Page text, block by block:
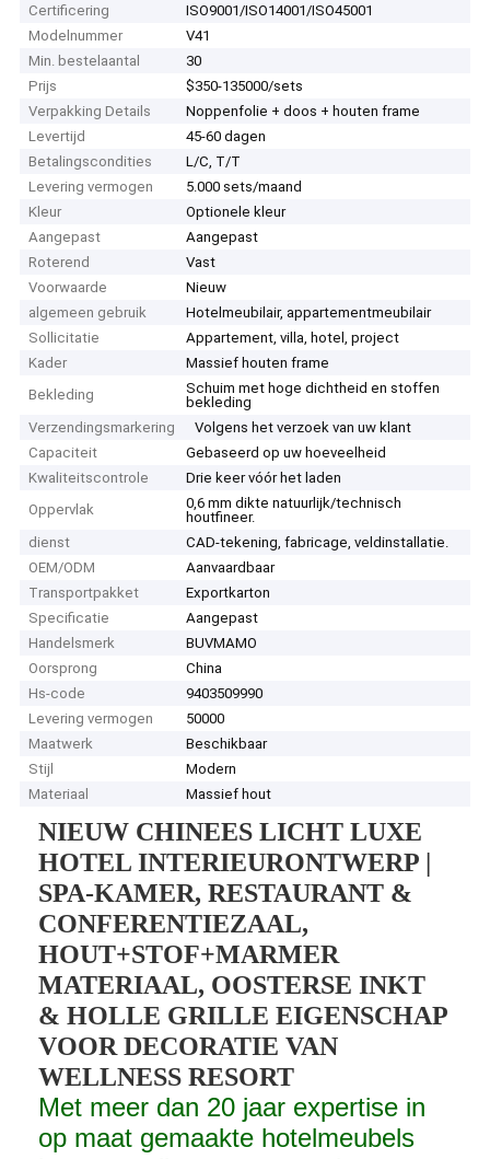
Certificering
ISO9001/ISO14001/ISO45001
Modelnummer
V41
Min. bestelaantal
30
Prijs
$350-135000/sets
Verpakking Details
Noppenfolie + doos + houten frame
Levertijd
45-60 dagen
Betalingscondities
L/C, T/T
Levering vermogen
5.000 sets/maand
Kleur
Optionele kleur
Aangepast
Aangepast
Roterend
Vast
Voorwaarde
Nieuw
algemeen gebruik
Hotelmeubilair, appartementmeubilair
Sollicitatie
Appartement, villa, hotel, project
Kader
Massief houten frame
Bekleding
Schuim met hoge dichtheid en stoffen
bekleding
Verzendingsmarkering
Volgens het verzoek van uw klant
Capaciteit
Gebaseerd op uw hoeveelheid
Kwaliteitscontrole
Drie keer vóór het laden
Oppervlak
0,6 mm dikte natuurlijk/technisch
houtfineer.
dienst
CAD-tekening, fabricage, veldinstallatie.
OEM/ODM
Aanvaardbaar
Transportpakket
Exportkarton
Specificatie
Aangepast
Handelsmerk
BUVMAMO
Oorsprong
China
Hs-code
9403509990
Levering vermogen
50000
Maatwerk
Beschikbaar
Stijl
Modern
Materiaal
Massief hout
NIEUW CHINEES LICHT LUXE
HOTEL INTERIEURONTWERP |
SPA-KAMER, RESTAURANT &
CONFERENTIEZAAL,
HOUT+STOF+MARMER
MATERIAAL, OOSTERSE INKT
& HOLLE GRILLE EIGENSCHAP
VOOR DECORATIE VAN
WELLNESS RESORT
Met meer dan 20 jaar expertise in
op maat gemaakte hotelmeubels